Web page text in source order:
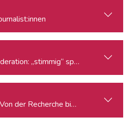
„stimmig“ sprechen
der Recherche bis zur